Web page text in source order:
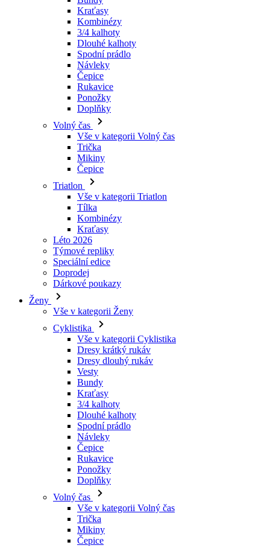
Spodní prádlo
Návleky
Čepice
Rukavice
Ponožky
Doplňky
Volný čas
Vše v kategorii Volný čas
Trička
Mikiny
Čepice
Triatlon
Vše v kategorii Triatlon
Tílka
Kombinézy
Kraťasy
Léto 2026
Týmové repliky
Speciální edice
Doprodej
Dárkové poukazy
Ženy
Vše v kategorii Ženy
Cyklistika
Vše v kategorii Cyklistika
Dresy dlouhý rukáv
Vesty
Bundy
Kraťasy
3/4 kalhoty
Dlouhé kalhoty
Spodní prádlo
Návleky
Čepice
Rukavice
Ponožky
Doplňky
Volný čas
Vše v kategorii Volný čas
Trička
Mikiny
Čepice
Triatlon
Vše v kategorii Triatlon
Tílka
Kombinézy